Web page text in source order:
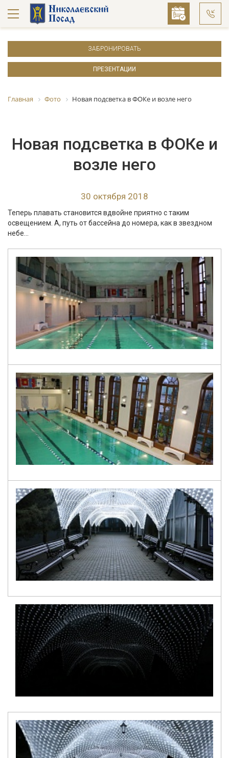
ЗАБРОНИРОВАТЬ
ПРЕЗЕНТАЦИИ
Главная Фото Новая подсветка в ФОКе и возле него
Новая подсветка в ФОКе и
возле него
30 октября 2018
Теперь плавать становится вдвойне приятно с таким
освещением. А, путь от бассейна до номера, как в звездном
небе...